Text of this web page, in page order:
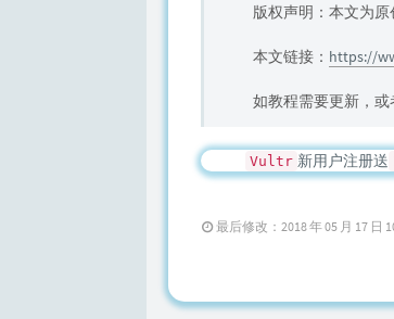
版权声明：本文为
本文链接： https://
如教程需要更新，或
Vultr 新用户注册送
最后修改：2018 年 05 月 17 日